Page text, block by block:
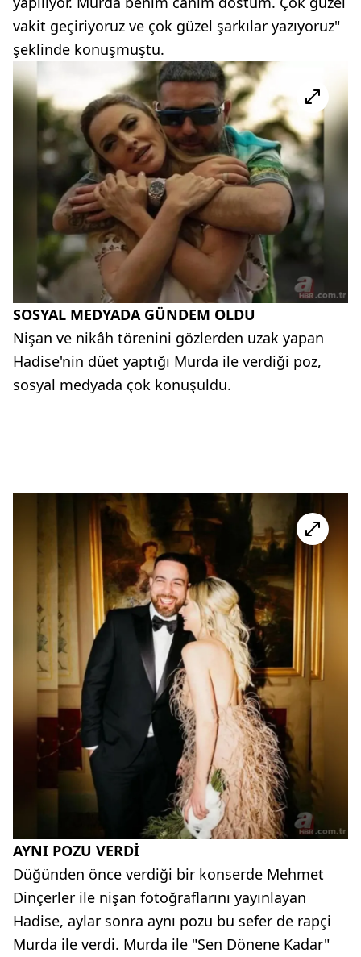
vakit geçiriyoruz ve çok güzel şarkılar yazıyoruz"
şeklinde konuşmuştu.
SOSYAL MEDYADA GÜNDEM OLDU
Nişan ve nikâh törenini gözlerden uzak yapan
Hadise'nin düet yaptığı Murda ile verdiği poz,
sosyal medyada çok konuşuldu.
AYNI POZU VERDİ
Düğünden önce verdiği bir konserde Mehmet
Dinçerler ile nişan fotoğraflarını yayınlayan
Hadise, aylar sonra aynı pozu bu sefer de rapçi
Murda ile verdi. Murda ile "Sen Dönene Kadar"